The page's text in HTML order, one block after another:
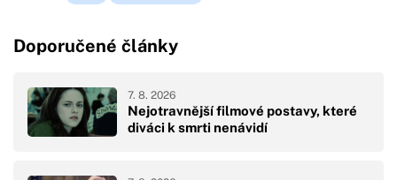
Doporučené články
Nejotravnější filmové postavy, které
diváci k smrti nenávidí
7. 8. 2026